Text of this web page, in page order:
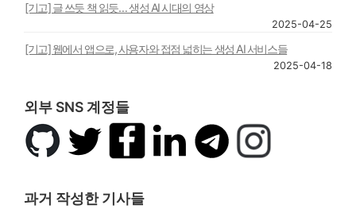
[기고] 글 쓰듯 책 읽듯… 생성 AI 시대의 영상
2025-04-25
[기고] 웹에서 앱으로, 사용자와 접점 넓히는 생성 AI 서비스들
2025-04-18
외부 SNS 계정들
깃
허
트
위
페
북
링
텔
레
인
스
과거 작성한 기사들